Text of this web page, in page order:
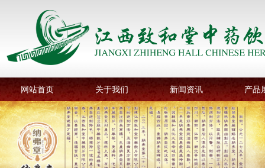
网站首页 关于我们 新闻资讯 产品